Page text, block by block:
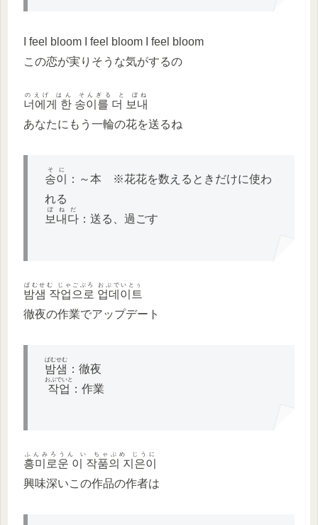
I feel bloom I feel bloom I feel bloom
この恋が実りそうな気がするの
너에게 한 송이를 더 보내
のえげ はん そんぎる と ぼね
あなたにもう一輪の花を送るね
송이
そに
：～本 ※花花を数えるときだけに使わ
れる
보내다
ぽねだ
：送る、過ごす
밤샘 작업으로 업데이트
ぱむせむ じゃごぶろ おぷでいとぅ
徹夜の作業でアップデート
밤샘
ぱむせむ
：徹夜
작업
おぷでいと
：作業
흥미로운 이 작품의 지은이
ふんみろうん い ちゃぷめ じうに
興味深いこの作品の作者は